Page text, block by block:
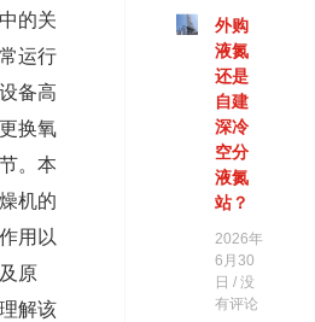
的关
运行
备高
换氧
。本
机的
用以
原
解该
外购
液氮
还是
自建
深冷
空分
液氮
站？
2026年
6月30
日 没
有评论